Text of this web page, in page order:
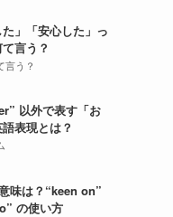
た」「安心した」っ
言う？
言う？
以外で表す「お
表現とは？
味は？“keen on”
の使い方